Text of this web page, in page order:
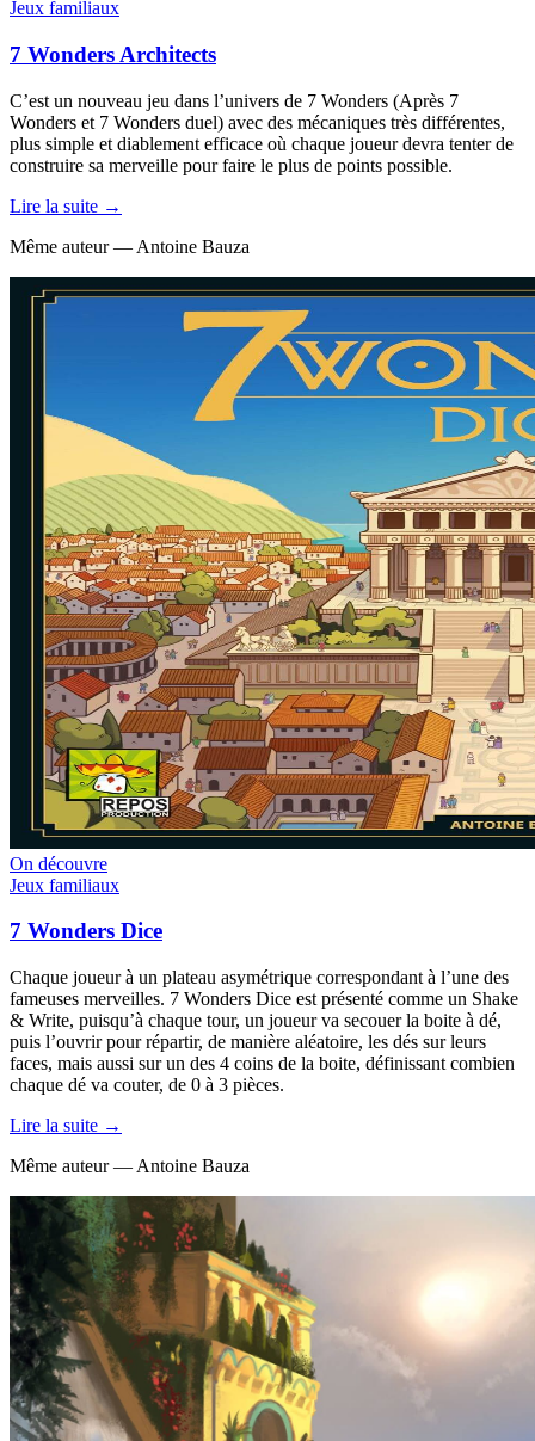
Jeux familiaux
7 Wonders Architects
C’est un nouveau jeu dans l’univers de 7 Wonders (Après 7
Wonders et 7 Wonders duel) avec des mécaniques très différentes,
plus simple et diablement efficace où chaque joueur devra tenter de
construire sa merveille pour faire le plus de points possible.
Lire la suite →
Même auteur — Antoine Bauza
On découvre
Jeux familiaux
7 Wonders Dice
Chaque joueur à un plateau asymétrique correspondant à l’une des
fameuses merveilles. 7 Wonders Dice est présenté comme un Shake
& Write, puisqu’à chaque tour, un joueur va secouer la boite à dé,
puis l’ouvrir pour répartir, de manière aléatoire, les dés sur leurs
faces, mais aussi sur un des 4 coins de la boite, définissant combien
chaque dé va couter, de 0 à 3 pièces.
Lire la suite →
Même auteur — Antoine Bauza